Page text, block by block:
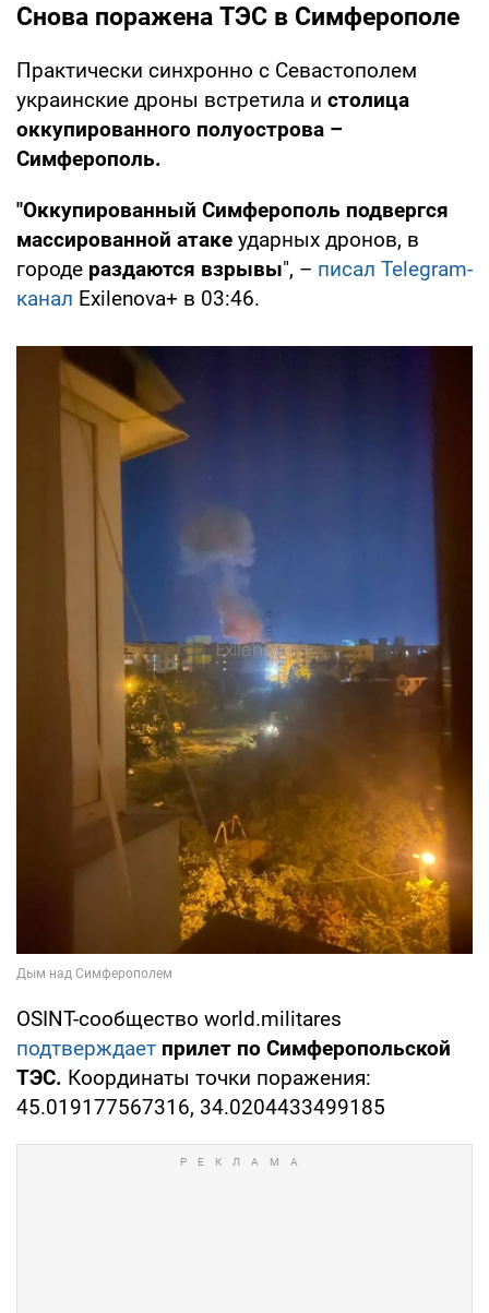
Снова поражена ТЭС в Симферополе
Практически синхронно с Севастополем
украинские дроны встретила и столица
оккупированного полуострова –
Симферополь.
"Оккупированный Симферополь подвергся
массированной атаке ударных дронов, в
городе раздаются взрывы", – писал Telegram-
канал Exilenova+ в 03:46.
OSINT-сообщество world.militares
подтверждает прилет по Симферопольской
ТЭС. Координаты точки поражения:
45.019177567316, 34.0204433499185